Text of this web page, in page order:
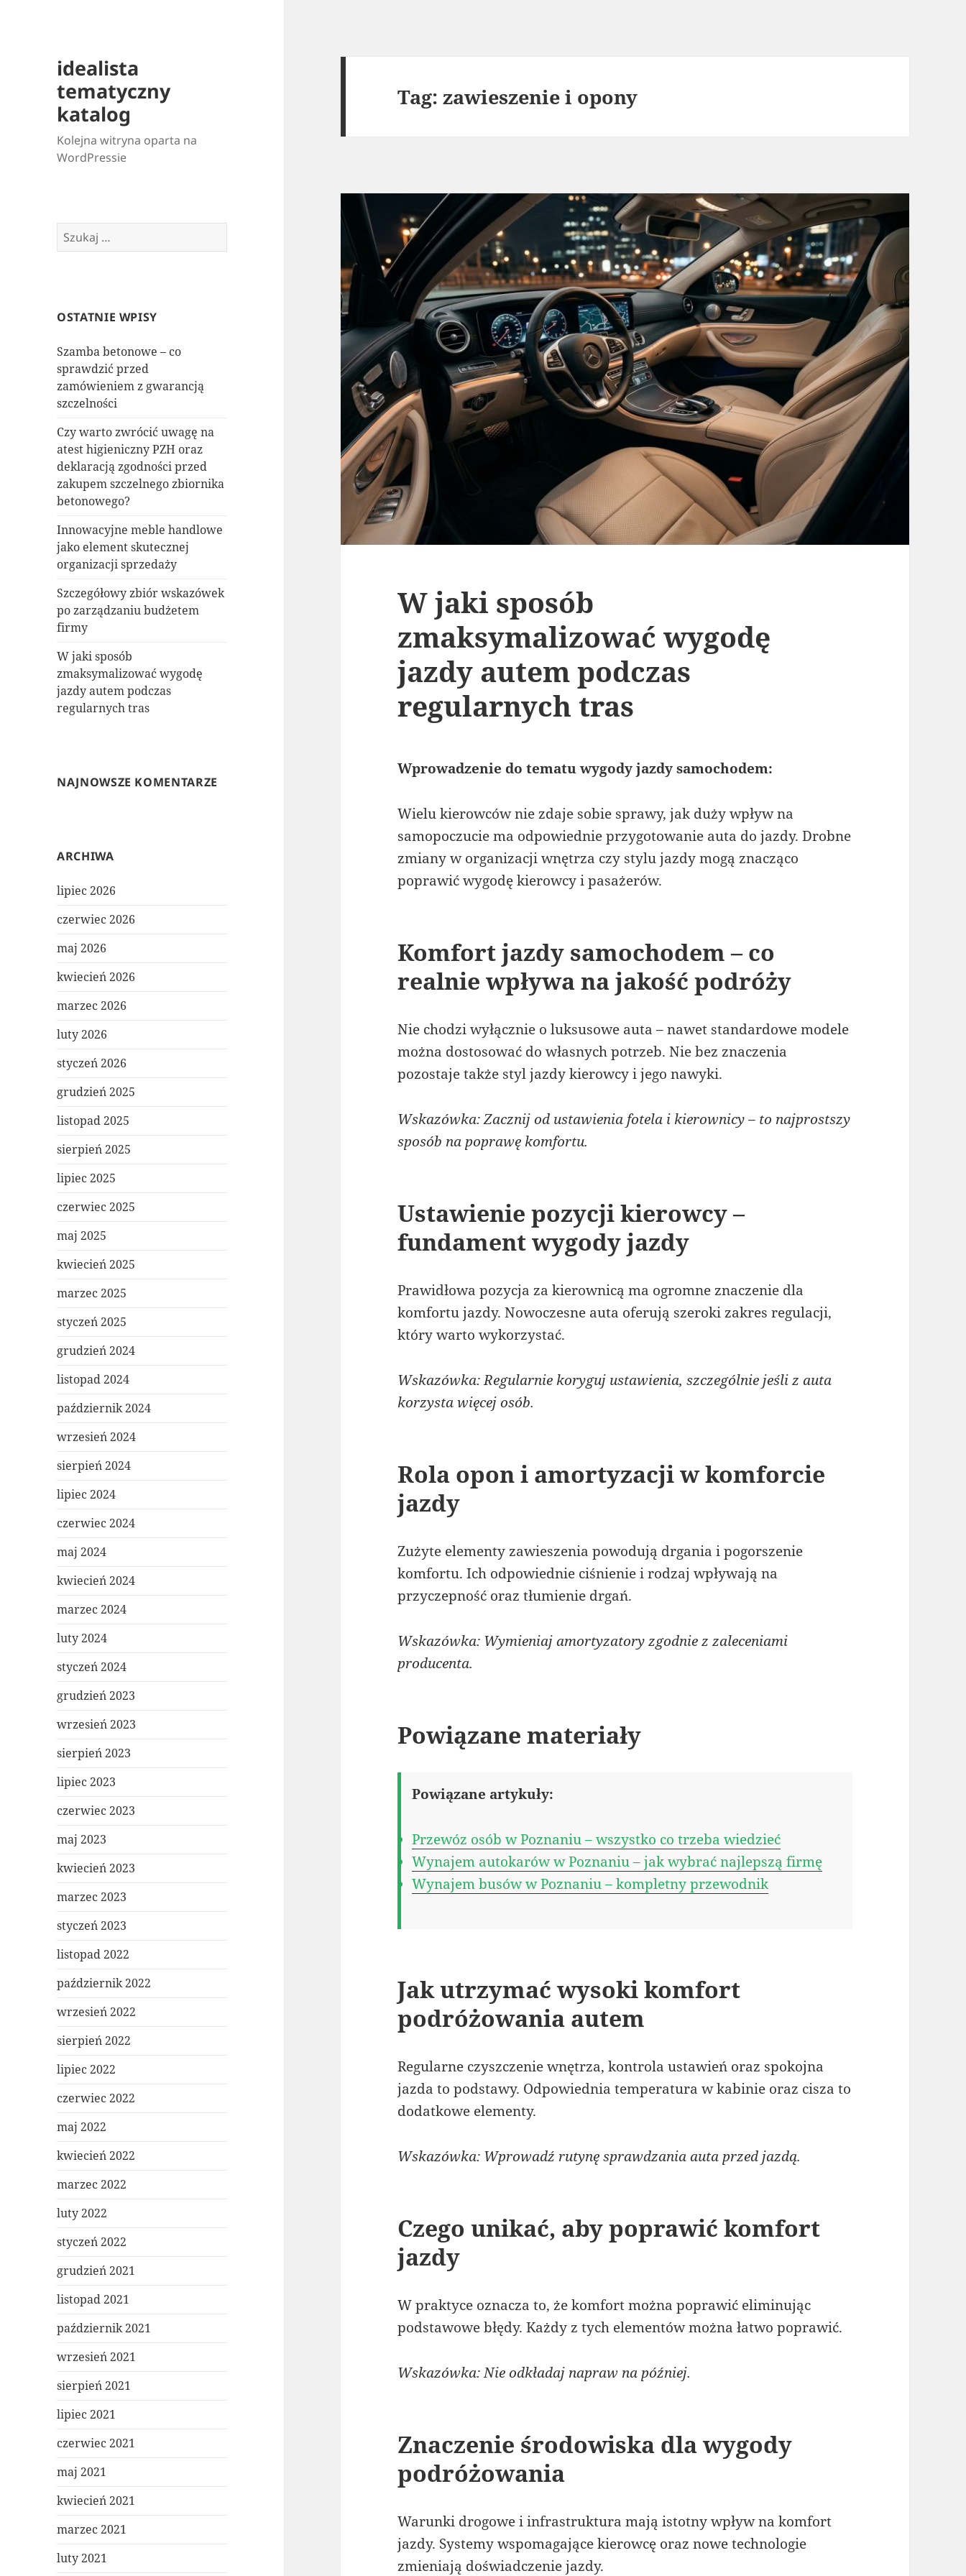
idealista
tematyczny
katalog
Kolejna witryna oparta na
WordPressie
Szukaj:
OSTATNIE WPISY
Szamba betonowe – co
sprawdzić przed
zamówieniem z gwarancją
szczelności
Czy warto zwrócić uwagę na
atest higieniczny PZH oraz
deklaracją zgodności przed
zakupem szczelnego zbiornika
betonowego?
Innowacyjne meble handlowe
jako element skutecznej
organizacji sprzedaży
Szczegółowy zbiór wskazówek
po zarządzaniu budżetem
firmy
W jaki sposób
zmaksymalizować wygodę
jazdy autem podczas
regularnych tras
NAJNOWSZE KOMENTARZE
ARCHIWA
lipiec 2026
czerwiec 2026
maj 2026
kwiecień 2026
marzec 2026
luty 2026
styczeń 2026
grudzień 2025
listopad 2025
sierpień 2025
lipiec 2025
czerwiec 2025
maj 2025
kwiecień 2025
marzec 2025
styczeń 2025
grudzień 2024
listopad 2024
październik 2024
wrzesień 2024
sierpień 2024
lipiec 2024
czerwiec 2024
maj 2024
kwiecień 2024
marzec 2024
luty 2024
styczeń 2024
grudzień 2023
wrzesień 2023
sierpień 2023
lipiec 2023
czerwiec 2023
maj 2023
kwiecień 2023
marzec 2023
styczeń 2023
listopad 2022
październik 2022
wrzesień 2022
sierpień 2022
lipiec 2022
czerwiec 2022
maj 2022
kwiecień 2022
marzec 2022
luty 2022
styczeń 2022
grudzień 2021
listopad 2021
październik 2021
wrzesień 2021
sierpień 2021
lipiec 2021
czerwiec 2021
maj 2021
kwiecień 2021
marzec 2021
luty 2021
Tag:zawieszenie i opony
W jaki sposób
zmaksymalizować wygodę
jazdy autem podczas
regularnych tras
Wprowadzenie do tematu wygody jazdy samochodem:
Wielu kierowców nie zdaje sobie sprawy, jak duży wpływ na
samopoczucie ma odpowiednie przygotowanie auta do jazdy. Drobne
zmiany w organizacji wnętrza czy stylu jazdy mogą znacząco
poprawić wygodę kierowcy i pasażerów.
Komfort jazdy samochodem – co
realnie wpływa na jakość podróży
Nie chodzi wyłącznie o luksusowe auta – nawet standardowe modele
można dostosować do własnych potrzeb. Nie bez znaczenia
pozostaje także styl jazdy kierowcy i jego nawyki.
Wskazówka: Zacznij od ustawienia fotela i kierownicy – to najprostszy
sposób na poprawę komfortu.
Ustawienie pozycji kierowcy –
fundament wygody jazdy
Prawidłowa pozycja za kierownicą ma ogromne znaczenie dla
komfortu jazdy. Nowoczesne auta oferują szeroki zakres regulacji,
który warto wykorzystać.
Wskazówka: Regularnie koryguj ustawienia, szczególnie jeśli z auta
korzysta więcej osób.
Rola opon i amortyzacji w komforcie
jazdy
Zużyte elementy zawieszenia powodują drgania i pogorszenie
komfortu. Ich odpowiednie ciśnienie i rodzaj wpływają na
przyczepność oraz tłumienie drgań.
Wskazówka: Wymieniaj amortyzatory zgodnie z zaleceniami
producenta.
Powiązane materiały
Powiązane artykuły:
Przewóz osób w Poznaniu – wszystko co trzeba wiedzieć
Wynajem autokarów w Poznaniu – jak wybrać najlepszą firmę
Wynajem busów w Poznaniu – kompletny przewodnik
Jak utrzymać wysoki komfort
podróżowania autem
Regularne czyszczenie wnętrza, kontrola ustawień oraz spokojna
jazda to podstawy. Odpowiednia temperatura w kabinie oraz cisza to
dodatkowe elementy.
Wskazówka: Wprowadź rutynę sprawdzania auta przed jazdą.
Czego unikać, aby poprawić komfort
jazdy
W praktyce oznacza to, że komfort można poprawić eliminując
podstawowe błędy. Każdy z tych elementów można łatwo poprawić.
Wskazówka: Nie odkładaj napraw na później.
Znaczenie środowiska dla wygody
podróżowania
Warunki drogowe i infrastruktura mają istotny wpływ na komfort
jazdy. Systemy wspomagające kierowcę oraz nowe technologie
zmieniają doświadczenie jazdy.